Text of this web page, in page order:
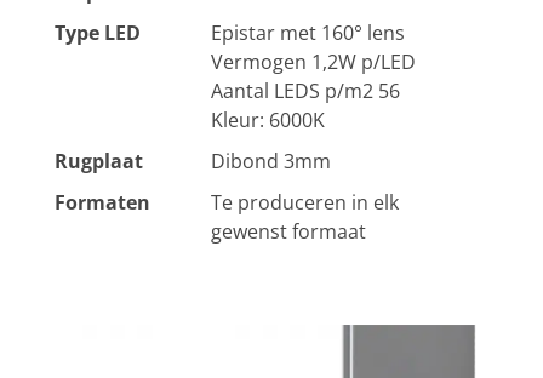
Type LED
Epistar met 160° lens
Vermogen 1,2W p/LED
Aantal LEDS p/m2 56
Kleur: 6000K
Rugplaat
Dibond 3mm
Formaten
Te produceren in elk
gewenst formaat